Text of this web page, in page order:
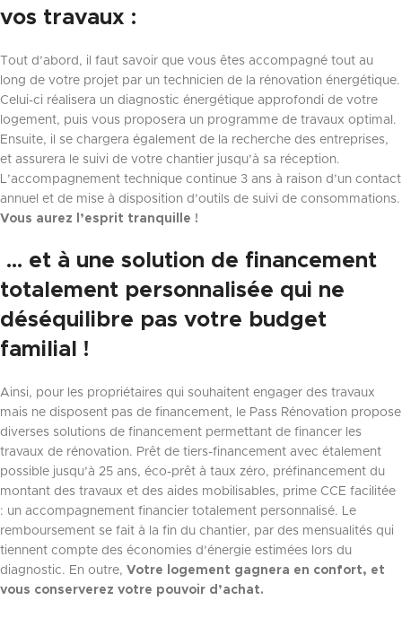
vos travaux :
Tout d’abord, il faut savoir que vous êtes accompagné tout au
long de votre projet par un technicien de la rénovation énergétique.
Celui-ci réalisera un diagnostic énergétique approfondi de votre
logement, puis vous proposera un programme de travaux optimal.
Ensuite, il se chargera également de la recherche des entreprises,
et assurera le suivi de votre chantier jusqu’à sa réception.
L’accompagnement technique continue 3 ans à raison d’un contact
annuel et de mise à disposition d’outils de suivi de consommations.
Vous aurez l’esprit tranquille !
… et à une solution de financement
totalement personnalisée qui ne
déséquilibre pas votre budget
familial !
Ainsi, pour les propriétaires qui souhaitent engager des travaux
mais ne disposent pas de financement, le Pass Rénovation propose
diverses solutions de financement permettant de financer les
travaux de rénovation. Prêt de tiers-financement avec étalement
possible jusqu’à 25 ans, éco-prêt à taux zéro, préfinancement du
montant des travaux et des aides mobilisables, prime CCE facilitée
: un accompagnement financier totalement personnalisé. Le
remboursement se fait à la fin du chantier, par des mensualités qui
tiennent compte des économies d’énergie estimées lors du
diagnostic. En outre, Votre logement gagnera en confort, et
vous conserverez votre pouvoir d’achat.